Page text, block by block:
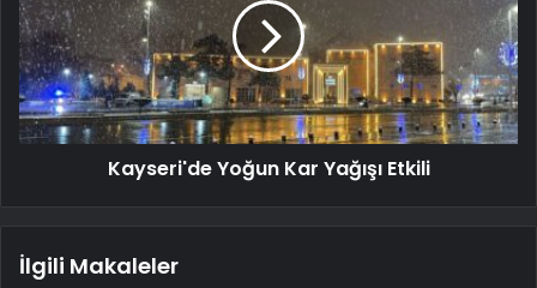
Kayseri'de Yoğun Kar Yağışı Etkili
İlgili Makaleler